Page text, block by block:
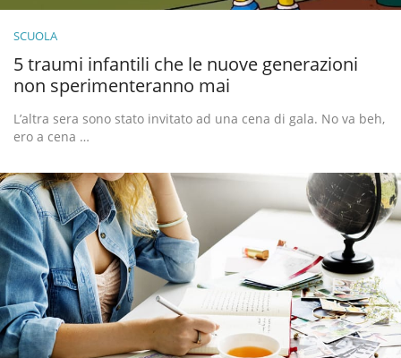
SCUOLA
5 traumi infantili che le nuove generazioni
non sperimenteranno mai
L’altra sera sono stato invitato ad una cena di gala. No va beh,
ero a cena …